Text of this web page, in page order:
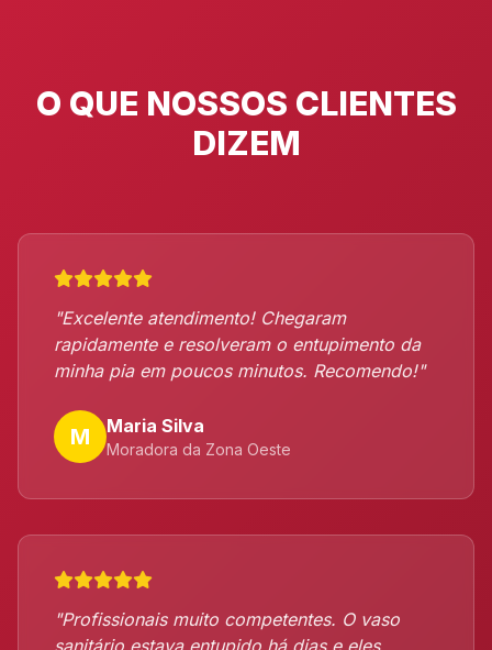
O QUE NOSSOS CLIENTES
DIZEM
"Excelente atendimento! Chegaram
rapidamente e resolveram o entupimento da
minha pia em poucos minutos. Recomendo!"
M Maria Silva
Moradora da Zona Oeste
"Profissionais muito competentes. O vaso
sanitário estava entupido há dias e eles